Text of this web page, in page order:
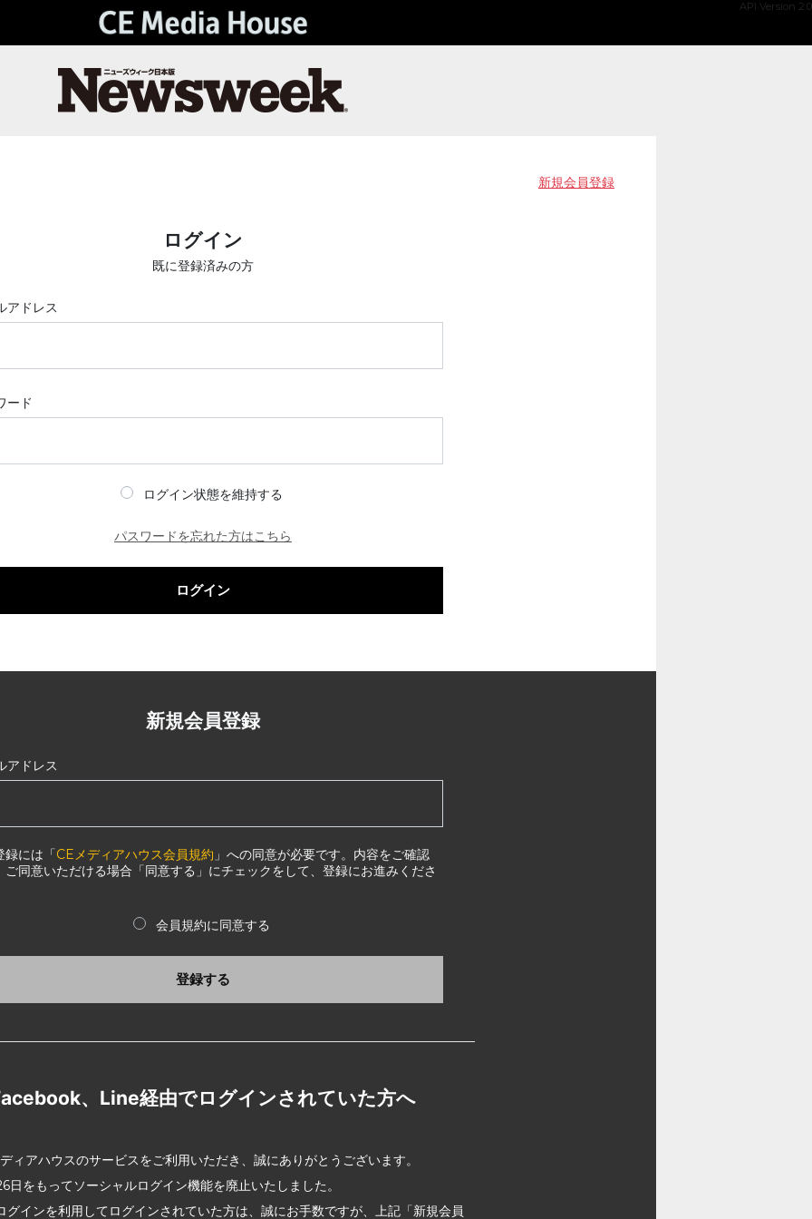
API Version 2.0
新規会員登録
ログイン
既に登録済みの方
アドレス
ード
ログイン状態を維持する
パスワードを忘れた方はこちら
ログイン
新規会員登録
アドレス
録には「CEメディアハウス会員規約 」への同意が必要です。内容をご確認
ご同意いただける場合「同意する」にチェックをして、登録にお進みくださ
会員規約に同意する
登録する
、Line経由でログインされていた方へ
ィアハウスのサービスをご利用いただき、誠にありがとうございます。
日をもってソーシャルログイン機能を廃止いたしました。
グインを利用してログインされていた方は、誠にお手数ですが、上記「新規会員